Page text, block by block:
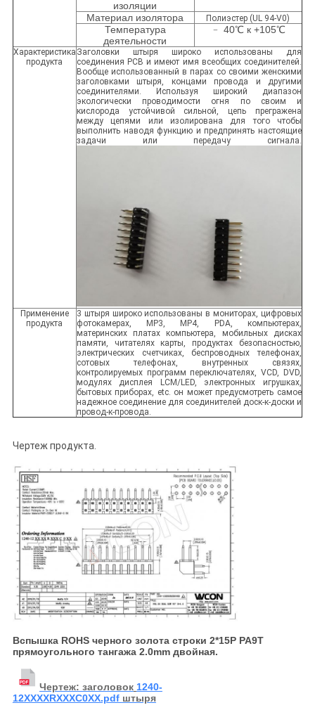
изоляции
Материал изолятора Полиэстер (UL 94-V0)
Температура
деятельности
﹣ 40℃ к +105℃
Характеристика
продукта
Заголовки штыря широко использованы для
соединения PCB и имеют имя всеобщих соединителей.
Вообще использованный в парах со своими женскими
заголовками штыря, концами провода и другими
соединителями. Используя широкий диапазон
экологически проводимости огня по своим и
кислорода устойчивой сильной, цепь прегражена
между цепями или изолирована для того чтобы
выполнить наводя функцию и предпринять настоящие
задачи или передачу сигнала.
Применение
продукта
3 штыря широко использованы в мониторах, цифровых
фотокамерах, MP3, MP4, PDA, компьютерах,
материнских платах компьютера, мобильных дисках
памяти, читателях карты, продуктах безопасностью,
электрических счетчиках, беспроводных телефонах,
сотовых телефонах, внутренных связях,
контролируемых программ переключателях, VCD, DVD,
модулях дисплея LCM/LED, электронных игрушках,
бытовых приборах, etc. он может предусмотреть самое
надежное соединение для соединителей доск-к-доски и
провод-к-провода.
Чертеж продукта.
Вспышка ROHS черного золота строки 2*15P PA9T
прямоугольного тангажа 2.0mm двойная.
Чертеж: заголовок 1240-
12XXXXRXXXC0XX.pdf штыря